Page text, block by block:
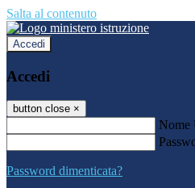
Salta al contenuto
Accedi
Accedi
button close ×
Nome
Password dimenticata?